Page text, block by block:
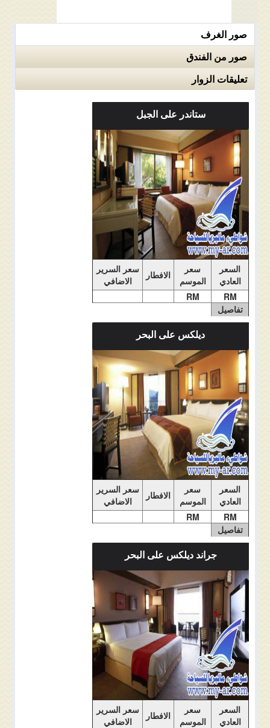
صور الغرف
صور من الفندق
تعليقات الزوار
ستاندر على الجبل
السعر
العادي
سعر
الموسم
الافطار
سعر السرير
الاضافي
RM
RM
تفاصيل
الغرفة
ملاحضات الغرفة
ديلكس على البحر
السعر
العادي
سعر
الموسم
الافطار
سعر السرير
الاضافي
RM
RM
تفاصيل
الغرفة
ملاحضات الغرفة
جراند ديلكس على البحر
السعر
العادي
سعر
الموسم
الافطار
سعر السرير
الاضافي
ملاحضات الغرفة